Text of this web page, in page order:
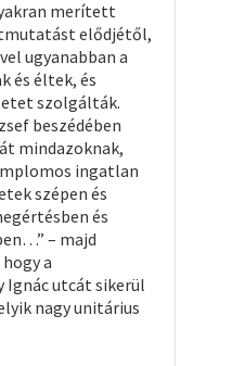
merített
elődjétől,
ugyanabban a
és éltek, és
szolgálták.
beszédében
mindazoknak,
ingatlan
szépen és
és
– majd
a
Ignác utcát sikerül
nagy unitárius